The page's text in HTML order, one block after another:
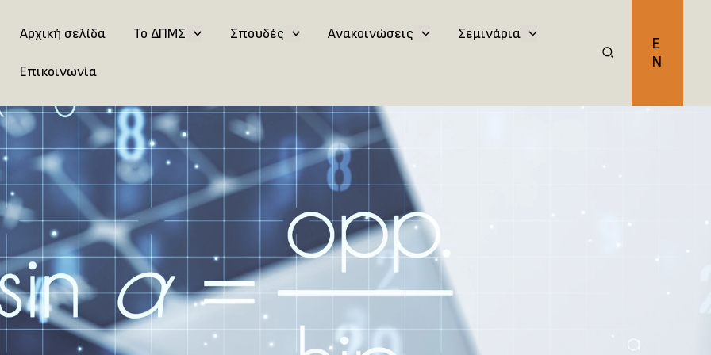
Αρχική σελίδα Το ΔΠΜΣ Σπουδές Ανακοινώσεις Σεμινάρια
Επικοινωνία
E
N